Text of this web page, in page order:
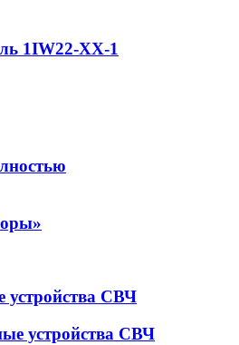
1IW22-XX-1
устройства СВЧ
устройства СВЧ